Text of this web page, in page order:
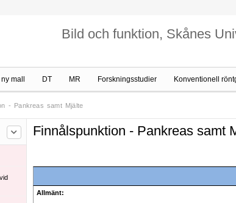
Bild och funktion, Skånes
mall DT MR Forskningsstudier Konventionell
- Pankreas samt Mjälte
Finnålspunktion - Pankreas samt
Allmänt: